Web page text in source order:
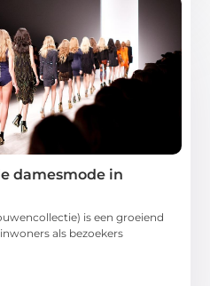
damesmode in
is een groeiend
als bezoekers